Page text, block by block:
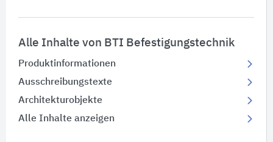
Alle Inhalte von BTI Befestigungstechnik
Produktinformationen
Ausschreibungstexte
Architekturobjekte
Alle Inhalte anzeigen